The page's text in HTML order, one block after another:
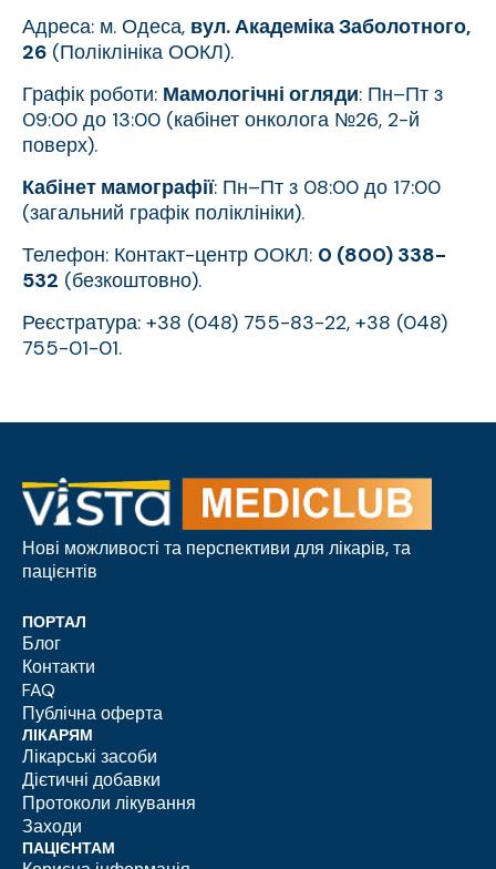
Адреса: м. Одеса, вул. Академіка Заболотного,
26 (Поліклініка ООКЛ).
Графік роботи: Мамологічні огляди: Пн–Пт з
09:00 до 13:00 (кабінет онколога №26, 2-й
поверх).
Кабінет мамографії: Пн–Пт з 08:00 до 17:00
(загальний графік поліклініки).
Телефон: Контакт-центр ООКЛ: 0 (800) 338-
532 (безкоштовно).
Реєстратура: +38 (048) 755-83-22, +38 (048)
755-01-01.
Нові можливості та перспективи для лікарів, та
пацієнтів
ПОРТАЛ
Блог
Контакти
FAQ
Публічна оферта
ЛІКАРЯМ
Лікарські засоби
Дієтичні добавки
Протоколи лікування
Заходи
ПАЦІЄНТАМ